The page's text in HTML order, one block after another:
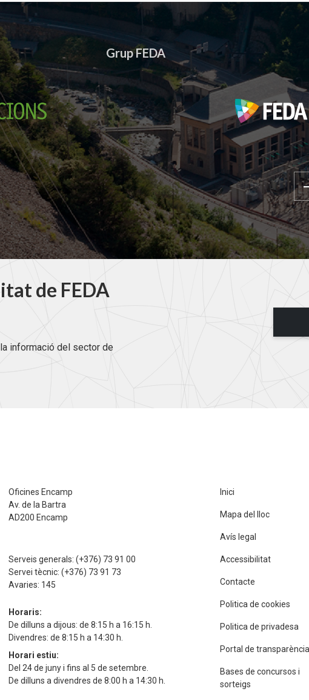
Grup FEDA
de FEDA
informació del sector de
Oficines Encamp
Av. de la Bartra
AD200 Encamp
Serveis generals:(+376) 73 91 00
Servei tècnic:(+376) 73 91 73
Avaries: 145
Horaris:
De dilluns a dijous: de 8:15 h a 16:15 h.
Divendres: de 8:15 h a 14:30 h.
Horari estiu:
Del 24 de juny i fins al 5 de setembre.
De dilluns a divendres de 8:00 h a 14:30 h.
Inici
Mapa del lloc
Avís legal
Accessibilitat
Contacte
Politica de cookies
Politica de privadesa
Portal de transparència
Bases de concursos i
sorteigs